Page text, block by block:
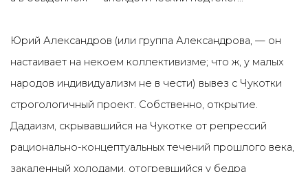
Юрий Александров (или группа Александрова, — он
настаивает на некоем коллективизме; что ж, у малых
народов индивидуализм не в чести) вывез с Чукотки
строгологичный проект. Собственно, открытие.
Дадаизм, скрывавшийся на Чукотке от репрессий
рационально-концептуальных течений прошлого века,
закаленный холодами, отогревшийся у бедра